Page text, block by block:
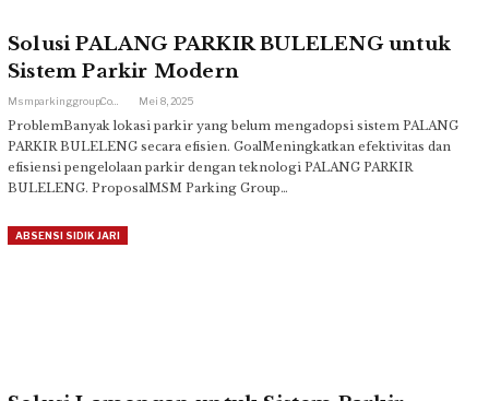
Solusi PALANG PARKIR BULELENG untuk
Sistem Parkir Modern
Mei 8, 2025
ProblemBanyak lokasi parkir yang belum mengadopsi sistem PALANG
PARKIR BULELENG secara efisien. GoalMeningkatkan efektivitas dan
efisiensi pengelolaan parkir dengan teknologi PALANG PARKIR
BULELENG. ProposalMSM Parking Group…
ABSENSI SIDIK JARI